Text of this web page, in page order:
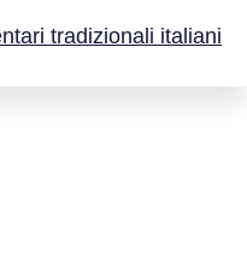
tradizionali italiani